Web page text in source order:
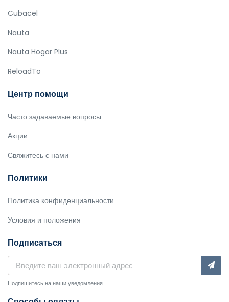
Cubacel
Nauta
Nauta Hogar Plus
ReloadTo
Центр помощи
Часто задаваемые вопросы
Акции
Свяжитесь с нами
Политики
Политика конфиденциальности
Условия и положения
Подписаться
Подпишитесь на наши уведомления.